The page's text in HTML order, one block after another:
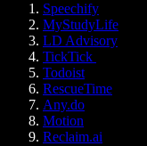
Speechify
MyStudyLife
LD Advisory
TickTick
Todoist
RescueTime
Any.do
Motion
Reclaim.ai